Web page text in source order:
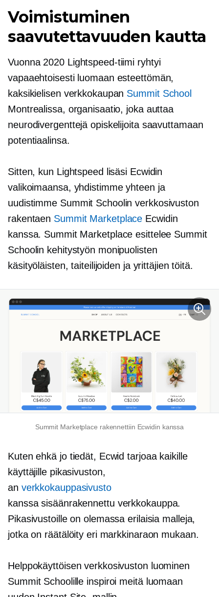
Voimistuminen
saavutettavuuden kautta
Vuonna 2020 Lightspeed-tiimi ryhtyi
vapaaehtoisesti luomaan esteettömän,
kaksikielisen verkkokaupan Summit School
Montrealissa, organisaatio, joka auttaa
neurodivergenttejä opiskelijoita saavuttamaan
potentiaalinsa.
Sitten, kun Lightspeed lisäsi Ecwidin
valikoimaansa, yhdistimme yhteen ja
uudistimme Summit Schoolin verkkosivuston
rakentaen Summit Marketplace Ecwidin
kanssa. Summit Marketplace esittelee Summit
Schoolin kehitystyön monipuolisten
käsityöläisten, taiteilijoiden ja yrittäjien töitä.
Summit Marketplace rakennettiin Ecwidin kanssa
Kuten ehkä jo tiedät, Ecwid tarjoaa kaikille
käyttäjille pikasivuston,
an verkkokauppasivusto
kanssasisäänrakennettu verkkokauppa.
Pikasivustoille on olemassa erilaisia ​​malleja,
jotka on räätälöity eri markkinaraon mukaan.
Helppokäyttöisen verkkosivuston luominen
Summit Schoolille inspiroi meitä luomaan